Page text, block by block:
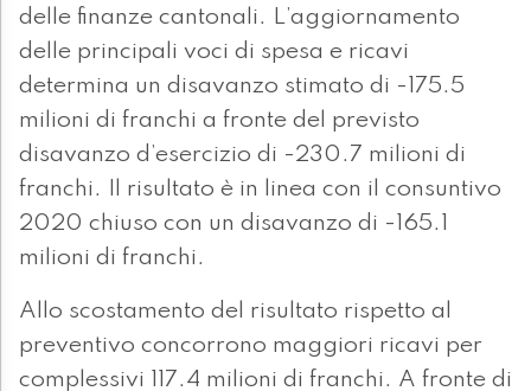
delle finanze cantonali. L’aggiornamento
delle principali voci di spesa e ricavi
determina un disavanzo stimato di -175.5
milioni di franchi a fronte del previsto
disavanzo d’esercizio di -230.7 milioni di
franchi. Il risultato è in linea con il consuntivo
2020 chiuso con un disavanzo di -165.1
milioni di franchi.
Allo scostamento del risultato rispetto al
preventivo concorrono maggiori ricavi per
complessivi 117.4 milioni di franchi. A fronte di